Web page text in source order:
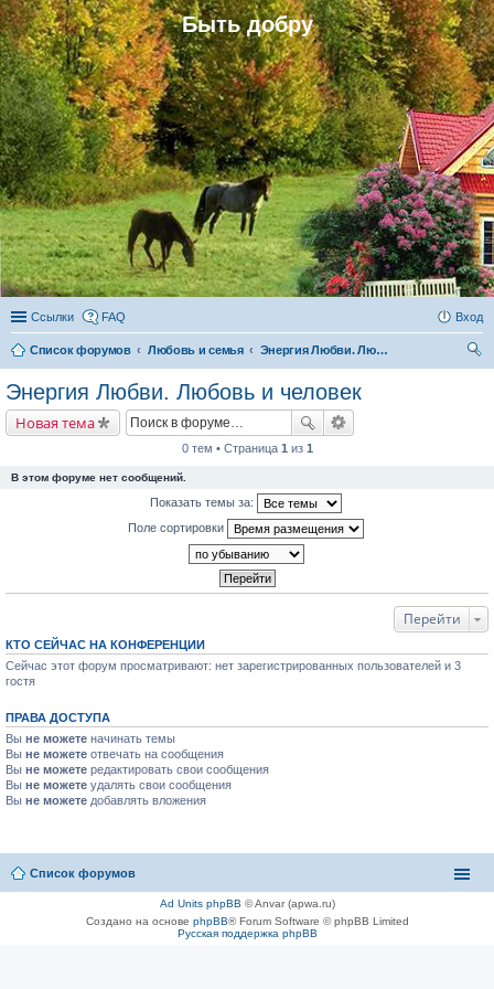
Быть добру
Ссылки FAQ Вход
Список форумов Любовь и семья
Энергия Любви. Любовь и человек
Энергия Любви. Любовь и человек
Новая тема
0 тем • Страница 1 из 1
В этом форуме нет сообщений.
Показать темы за:
Поле сортировки
Перейти
КТО СЕЙЧАС НА КОНФЕРЕНЦИИ
Сейчас этот форум просматривают: нет зарегистрированных пользователей и 3
гостя
ПРАВА ДОСТУПА
Вы не можете начинать темы
Вы не можете отвечать на сообщения
Вы не можете редактировать свои сообщения
Вы не можете удалять свои сообщения
Вы не можете добавлять вложения
Список форумов
Ad Units phpBB © Anvar (apwa.ru)
Создано на основе phpBB® Forum Software © phpBB Limited
Русская поддержка phpBB